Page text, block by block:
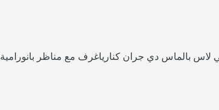
لاس بالماس دي جران كنارياغرف مع مناظر بانورامية